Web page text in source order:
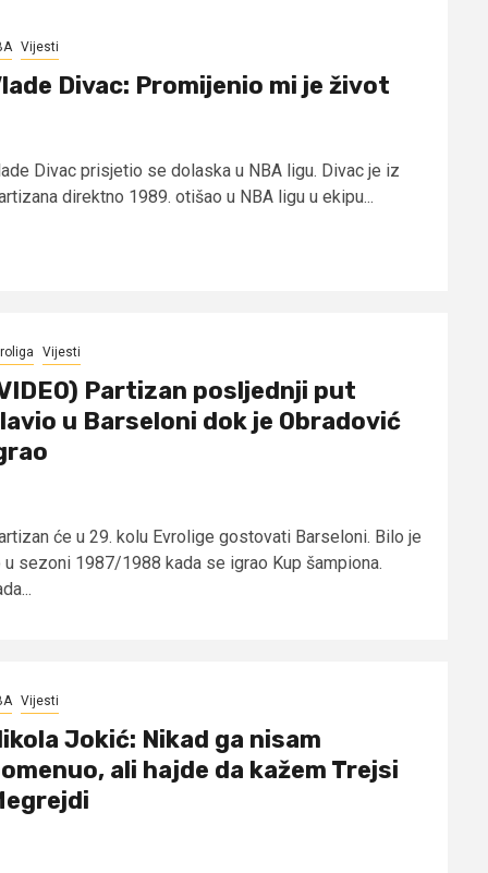
Vijesti
Divac: Promijenio mi je život
Divac prisjetio se dolaska u NBA ligu. Divac je iz
direktno 1989. otišao u NBA ligu u ekipu...
Vijesti
Partizan posljednji put
u Barseloni dok je Obradović
će u 29. kolu Evrolige gostovati Barseloni. Bilo je
u sezoni 1987/1988 kada se igrao Kup šampiona.
Vijesti
Jokić: Nikad ga nisam
ali hajde da kažem Trejsi